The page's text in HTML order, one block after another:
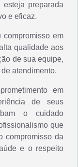
preparada
e eficaz.
compromisso em
qualidade aos
de sua equipe,
atendimento.
em
de seus
o cuidado
que
compromisso da
e o respeito